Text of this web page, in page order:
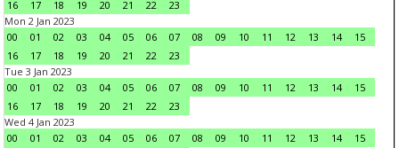
16
17 18 19 20 21 22
23
Mon 2 Jan 2023
00
01 02 03 04 05 06 07 08 09 10 11 12 13 14
15
16
17 18 19 20 21 22
23
Tue 3 Jan 2023
00
01 02 03 04 05 06 07 08 09 10 11 12 13 14
15
16
17 18 19 20 21 22
23
Wed 4 Jan 2023
00
01 02 03 04 05 06 07 08 09 10 11 12 13 14
15